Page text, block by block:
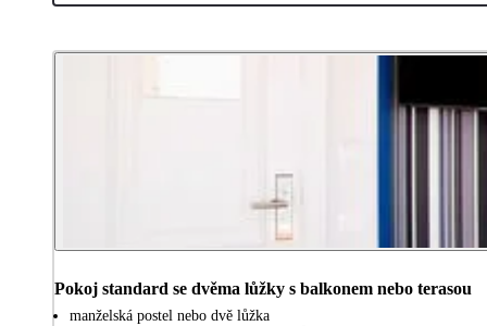
Pokoj standard se dvěma lůžky s balkonem nebo terasou
manželská postel nebo dvě lůžka